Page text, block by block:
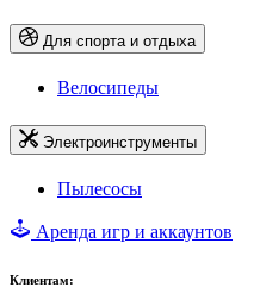
Для спорта и отдыха
Велосипеды
Электроинструменты
Пылесосы
Аренда игр и аккаунтов
Клиентам: